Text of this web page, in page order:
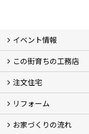
イベント情報
イベント予告
イベント報告
この街育ちの工務店
別所工務店の想い (2)
別所工務店の5つの
家づくりで悩んでいま
注文住宅
注文住宅施工事例
性能・構造・設計
現場レポート
リフォーム
リフォーム施工事例
現場レポート
お客様の声
お家づくりの流れ